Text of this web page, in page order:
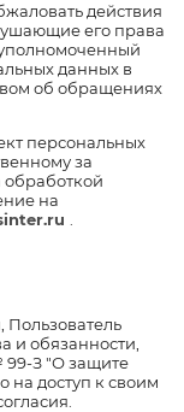
действия
его права
данных в
об обращениях
персональных
за
обработкой
на
и обязанности,
99-З "О защите
на доступ к своим